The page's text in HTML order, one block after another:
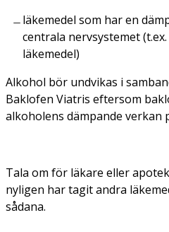
läkemedel som har en
centrala nervsystemet
läkemedel)
Alkohol bör undvikas i
Baklofen Viatris eftersom
alkoholens dämpande verkan
Tala om för läkare eller
nyligen har tagit andra
sådana.